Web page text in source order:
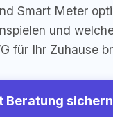
Smart Meter
und
für Ihr Zuhause
Beratung sichern